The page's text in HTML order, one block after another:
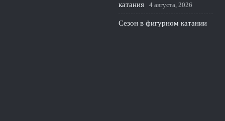
катания
4 августа, 2026
Сезон в фигурном катании